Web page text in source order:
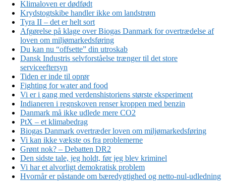
Klimaloven er dødfødt
Krydstogtskibe handler ikke om landstrøm
Tyra II – det er helt sort
Afgørelse på klage over Biogas Danmark for overtrædelse af
loven om miljømarkedsføring
Du kan nu “offsette” din utroskab
Dansk Industris selvforståelse trænger til det store
serviceeftersyn
Tiden er inde til oprør
Fighting for water and food
Vi er i gang med verdenshistoriens største eksperiment
Indianeren i regnskoven renser kroppen med benzin
Danmark må ikke udlede mere CO2
PtX – et klimabedrag
Biogas Danmark overtræder loven om miljømarkedsføring
Vi kan ikke vækste os fra problemerne
Grønt nok? – Debatten DR2
Den sidste tale, jeg holdt, før jeg blev kriminel
Vi har et alvorligt demokratisk problem
Hvornår er påstande om bæredygtighed og netto-nul-udledning